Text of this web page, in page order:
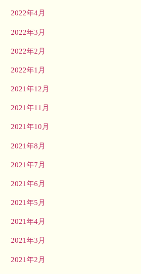
2022年4月
2022年3月
2022年2月
2022年1月
2021年12月
2021年11月
2021年10月
2021年8月
2021年7月
2021年6月
2021年5月
2021年4月
2021年3月
2021年2月